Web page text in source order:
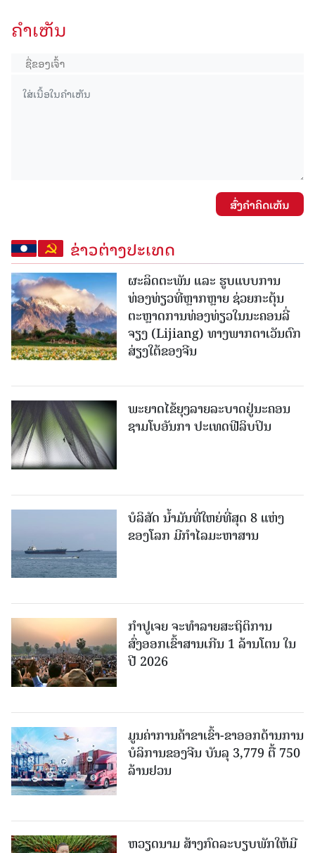
ຄໍາເຫັນ
ສົ່ງຄໍາຄິດເຫັນ
ຂ່າວຕ່າງປະເທດ
ຜະລິດຕະພັນ ແລະ ຮູບແບບການ
ທ່ອງທ່ຽວທີ່ຫຼາກຫຼາຍ ຊ່ວຍກະຕຸ້ນ
ຕະຫຼາດການທ່ອງທ່ຽວໃນນະຄອນລີ່
ຈຽງ (Lijiang) ທາງພາກຕາເວັນຕົກ
ສ່ຽງໃຕ້ຂອງຈີນ
ພະຍາດໄຂ້ຍຸງລາຍລະບາດຢູ່ນະຄອນ
ຊາມໂບ​ອັນກາ ປະເທດຟີລິບປິນ
ບໍລິສັດ ນ້ຳມັນທີ່ໃຫຍ່ທີ່ສຸດ 8 ແຫ່ງ
ຂອງໂລກ ມີກຳໄລມະຫາສານ
ກຳປູເຈຍ ຈະທຳລາຍສະຖິຕິການ
ສົ່ງອອກເຂົ້າສານເກີນ 1 ລ້ານໂຕນ ໃນ
ປີ 2026
ມູນຄ່າການຄ້າຂາເຂົ້າ-ຂາອອກດ້ານການ
ບໍລິການຂອງຈີນ ບັນລຸ 3,779 ຕື້ 750
ລ້ານຢວນ
ຫວຽດນາມ ສ້າງກົດລະບຽບພັກໃຫ້ມີ